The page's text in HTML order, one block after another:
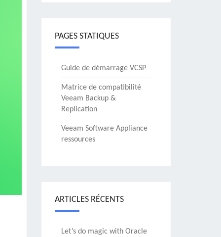
PAGES STATIQUES
Guide de démarrage VCSP
Matrice de compatibilité
Veeam Backup &
Replication
Veeam Software Appliance
ressources
ARTICLES RÉCENTS
Let’s do magic with Oracle